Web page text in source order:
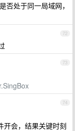
否处于同一局域网，
72
73
74
开会，结果关键时刻